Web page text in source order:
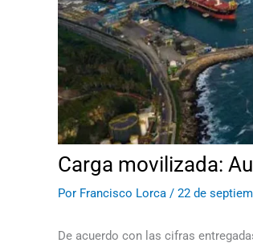
Carga movilizada:
Por Francisco Lorca / 22 de
De acuerdo con las cifras